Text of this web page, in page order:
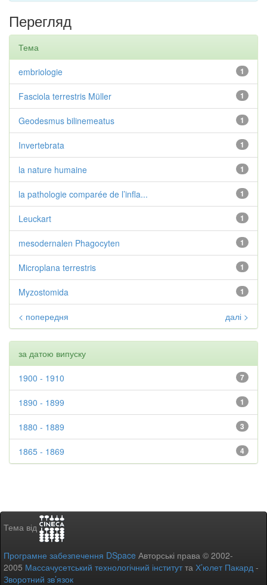
Перегляд
Тема
1
embriologie
1
Fasciola terrestris Müller
1
Geodesmus bilinemeatus
1
Invertebrata
1
la nature humaine
1
la pathologie comparée de l’infla...
1
Leuckart
1
mesodernalen Phagocyten
1
Microplana terrestris
1
Myzostomida
< попередня далі >
за датою випуску
7
1900 - 1910
1
1890 - 1899
3
1880 - 1889
4
1865 - 1869
Тема від
Програмне забезпечення DSpace Авторські права © 2002-
2005 Массачусетський технологічний інститутта Х’юлет Пакард -
Зворотний зв’язок